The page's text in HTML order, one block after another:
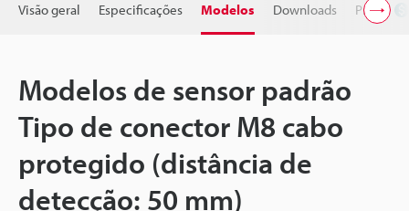
Visão geral Especificações Modelos Downloads Preço
Modelos de sensor padrão
Tipo de conector M8 cabo
protegido (distância de
detecção: 50 mm)